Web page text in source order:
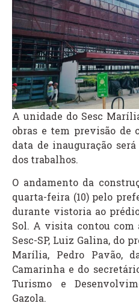
A unidade do Sesc
obras e tem previsão de
data de inauguração
dos trabalhos.
O andamento da
quarta-feira (10) pelo
durante vistoria ao
Sol. A visita contou com
Sesc-SP, Luiz Galina, do
Marília, Pedro Pavão,
Camarinha e do
Turismo e
Gazola.